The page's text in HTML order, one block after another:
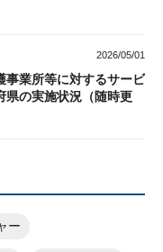
2026/05/01
事業所等に対するサービ
の実施状況（随時更
ー